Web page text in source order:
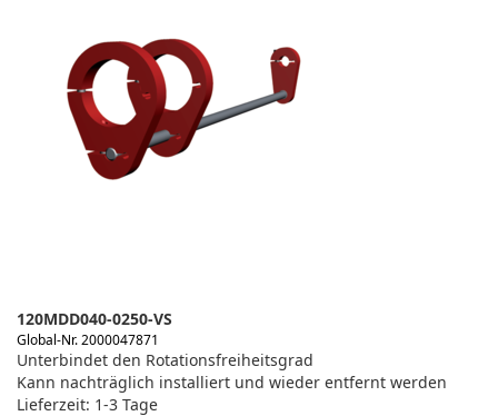
120MDD040-0250-VS
Global-Nr. 2000047871
Unterbindet den Rotationsfreiheitsgrad
Kann nachträglich installiert und wieder entfernt werden
Lieferzeit: 1-3 Tage